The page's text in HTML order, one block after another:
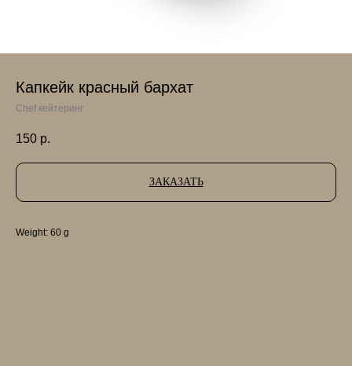
Капкейк красный бархат
Chef кейтеринг
150 р.
ЗАКАЗАТЬ
Weight: 60 g